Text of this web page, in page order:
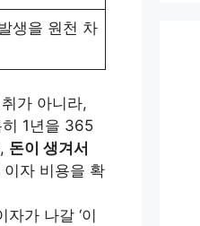
생을 원천 차
가 아니라,
1년을 365
돈이 생겨서
이자 비용을 확
가 나갈 ‘이